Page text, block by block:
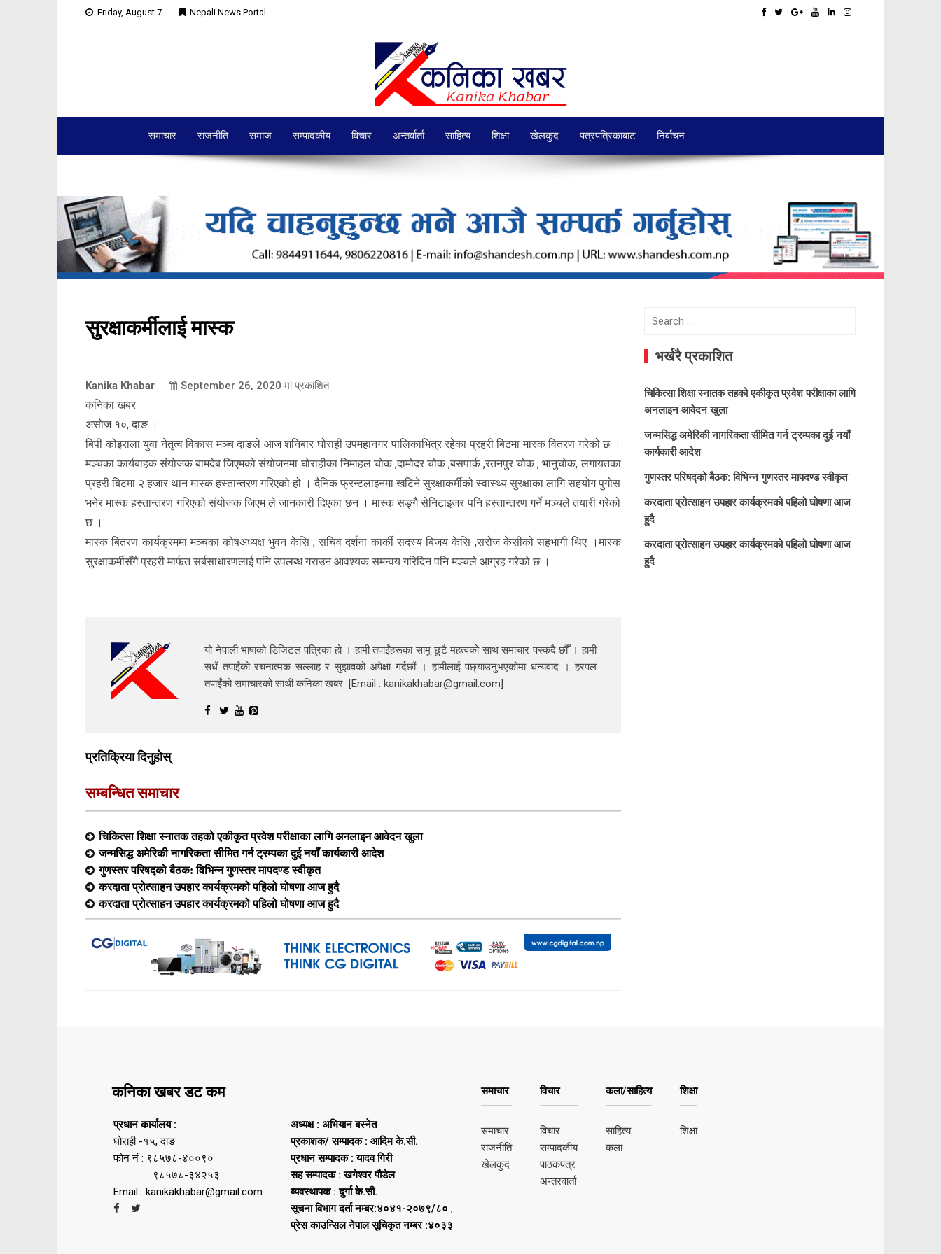
Friday, August 7 Nepali News Portal
समाचार राजनीति समाज सम्पादकीय विचार अन्तर्वार्ता साहित्य शिक्षा खेलकुद पत्रपत्रिकाबाट निर्वाचन
सुरक्षाकर्मीलाई मास्क
Kanika Khabar September 26, 2020 मा प्रकाशित
कनिका खबर
असाेज १०, दाङ ।
बिपी कोइराला युवा नेतृत्व विकास मञ्च दाङले आज शनिबार घोराही उपमहानगर पालिकाभित्र रहेका प्रहरी बिटमा मास्क वितरण गरेको छ ।
मञ्चका कार्यबाहक संयोजक बामदेब जिएमको संयोजनमा घोराहीका निमाहल चोक ,दामोदर चोक ,बसपार्क ,रतनपुर चोक , भानुचोक, लगायतका
प्रहरी बिटमा २ हजार थान मास्क हस्तान्तरण गरिएको हो । दैनिक फ्रन्टलाइनमा खटिने सुरक्षाकर्मीको स्वास्थ्य सुरक्षाका लागि सहयोग पुगोस
भनेर मास्क हस्तान्तरण गरिएको संयोजक जिएम ले जानकारी दिएका छन । मास्क सङ्गै सेनिटाइजर पनि हस्तान्तरण गर्ने मञ्चले तयारी गरेको
छ ।
मास्क बितरण कार्यक्रममा मञ्चका कोषअध्यक्ष भुवन केसि , सचिव दर्शना कार्की सदस्य बिजय केसि ,सरोज केसीको सहभागी थिए ।मास्क
सुरक्षाकर्मीसँगै प्रहरी मार्फत सर्बसाधारणलाई पनि उपलब्ध गराउन आवश्यक समन्वय गरिदिन पनि मञ्चले आग्रह गरेको छ ।
यो नेपाली भाषाको डिजिटल पत्रिका हो । हामी तपाईंहरूका सामु छुटै महत्वको साथ समाचार पस्कदै छौँँ । हामी
सधैं तपाईंको रचनात्मक सल्लाह र सुझावको अपेक्षा गर्दछौं । हामीलाई पछ्याउनुभएकोमा धन्यवाद । हरपल
तपाईंको समाचारको साथी कनिका खबर [Email : kanikakhabar@gmail.com]
प्रतिक्रिया दिनुहोस्
सम्बन्धित समाचार
चिकित्सा शिक्षा स्नातक तहको एकीकृत प्रवेश परीक्षाका लागि अनलाइन आवेदन खुला
जन्मसिद्ध अमेरिकी नागरिकता सीमित गर्न ट्रम्पका दुई नयाँ कार्यकारी आदेश
गुणस्तर परिषद्को बैठक: विभिन्न गुणस्तर मापदण्ड स्वीकृत
करदाता प्रोत्साहन उपहार कार्यक्रमको पहिलो घोषणा आज हुदै
करदाता प्रोत्साहन उपहार कार्यक्रमको पहिलो घोषणा आज हुदै
Search
भर्खरै प्रकाशित
चिकित्सा शिक्षा स्नातक तहको एकीकृत प्रवेश परीक्षाका लागि
अनलाइन आवेदन खुला
जन्मसिद्ध अमेरिकी नागरिकता सीमित गर्न ट्रम्पका दुई नयाँ
कार्यकारी आदेश
गुणस्तर परिषद्को बैठक: विभिन्न गुणस्तर मापदण्ड स्वीकृत
करदाता प्रोत्साहन उपहार कार्यक्रमको पहिलो घोषणा आज
हुदै
करदाता प्रोत्साहन उपहार कार्यक्रमको पहिलो घोषणा आज
हुदै
कनिका खबर डट कम
प्रधान कार्यालय :
घोराही -१५, दाङ
फोन नं : ९८५७८-४००९०
९८५७८-३४२५३
Email : kanikakhabar@gmail.com
अध्यक्ष : अभियान बस्नेत
प्रकाशक/ सम्पादक : आदिम के.सी.
प्रधान सम्पादक : यादव गिरी
सह सम्पादक : खगेश्वर पौडेल
व्यवस्थापक : दुर्गा के.सी.
सूचना विभाग दर्ता नम्बर:४०४१-२०७९/८० ,
प्रेस काउन्सिल नेपाल सूचिकृत नम्बर :४०३३
समाचार
समाचार
राजनीति
खेलकुद
विचार
विचार
सम्पादकीय
पाठकपत्र
अन्तरवार्ता
कला/साहित्य
साहित्य
कला
शिक्षा
शिक्षा